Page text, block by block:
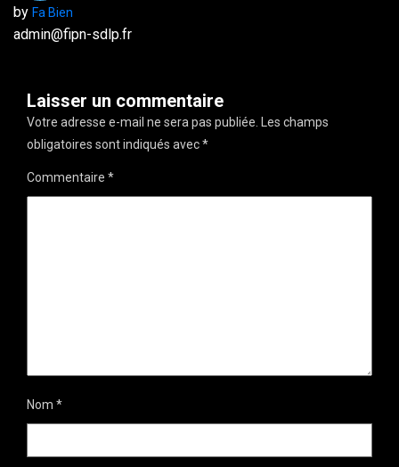
by Fa Bien
admin@fipn-sdlp.fr
Laisser un commentaire
Votre adresse e-mail ne sera pas publiée. Les champs
obligatoires sont indiqués avec*
Commentaire *
Nom *